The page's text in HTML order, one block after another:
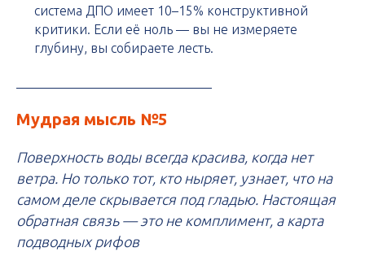
система ДПО имеет 10–15% конструктивной
критики. Если её ноль — вы не измеряете
глубину, вы собираете лесть.
Мудрая мысль №5
Поверхность воды всегда красива, когда нет
ветра. Но только тот, кто ныряет, узнает, что на
самом деле скрывается под гладью. Настоящая
обратная связь — это не комплимент, а карта
подводных рифов